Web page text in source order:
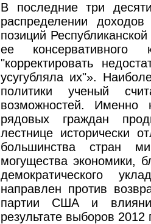
В последние три
распределении
позиций
ее
"корректировать
усугубляла их"».
политики ученый
возможностей. Именно
рядовых граждан
лестнице исторически
большинства стран
могущества экономики,
демократического
направлен против
партии США и
результате выборов 2012